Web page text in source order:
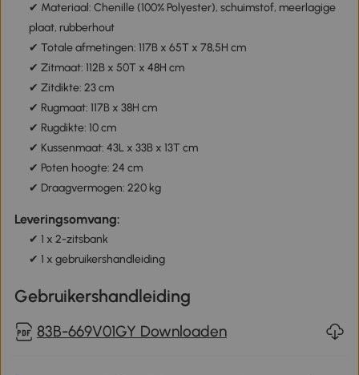
✔ Materiaal: Chenille (100% Polyester), schuimstof, meerlagige
plaat, rubberhout
✔ Totale afmetingen: 117B x 65T x 78,5H cm
✔ Zitmaat: 112B x 50T x 48H cm
✔ Zitdikte: 23 cm
✔ Rugmaat: 117B x 38H cm
✔ Rugdikte: 10 cm
✔ Kussenmaat: 43L x 33B x 13T cm
✔ Poten hoogte: 24 cm
✔ Draagvermogen: 220 kg
Leveringsomvang:
✔ 1 x 2-zitsbank
✔ 1 x gebruikershandleiding
Gebruikershandleiding
83B-669V01GY Downloaden